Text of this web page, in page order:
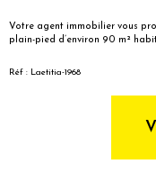
Votre agent immobilier vous
plain-pied d’environ 90 m²
Réf : Laetitia-1968